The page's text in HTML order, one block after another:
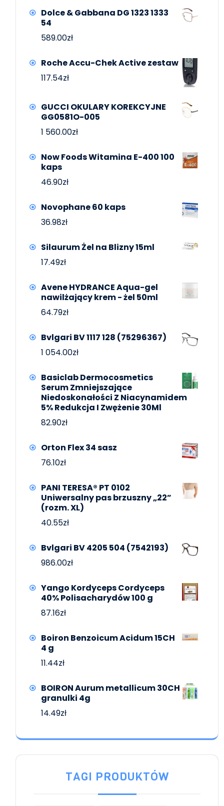
Dolce & Gabbana DG 1323 1333
54
589.00zł
Roche Accu-Chek Active zestaw
117.54zł
GUCCI OKULARY KOREKCYJNE
GG0581O-005
1 560.00zł
Now Foods Witamina E-400 100
kaps
46.90zł
Novophane 60 kaps
36.98zł
Silaurum Żel na Blizny 15ml
17.49zł
Avene HYDRANCE Aqua-gel
nawilżający krem - żel 50ml
64.79zł
Bvlgari BV 1117 128 (75296367)
1 054.00zł
Basiclab Dermocosmetics
Serum Zmniejszające
Niedoskonałości Z Niacynamidem
5% Redukcja I Zwężenie 30Ml
82.90zł
Orton Flex 34 sasz
76.10zł
PANI TERESA® PT 0102
Uniwersalny pas brzuszny „22”
(rozm. XL)
40.55zł
Bvlgari BV 4205 504 (7542193)
986.00zł
Yango Kordyceps Cordyceps
40% Polisacharydów 100 g
87.16zł
Boiron Benzoicum Acidum 15CH
4 g
11.44zł
BOIRON Aurum metallicum 30CH
granulki 4g
14.49zł
TAGI PRODUKTÓW